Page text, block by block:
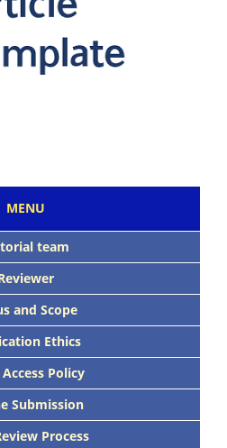
MENU
team
and Scope
Ethics
Policy
Submission
Process